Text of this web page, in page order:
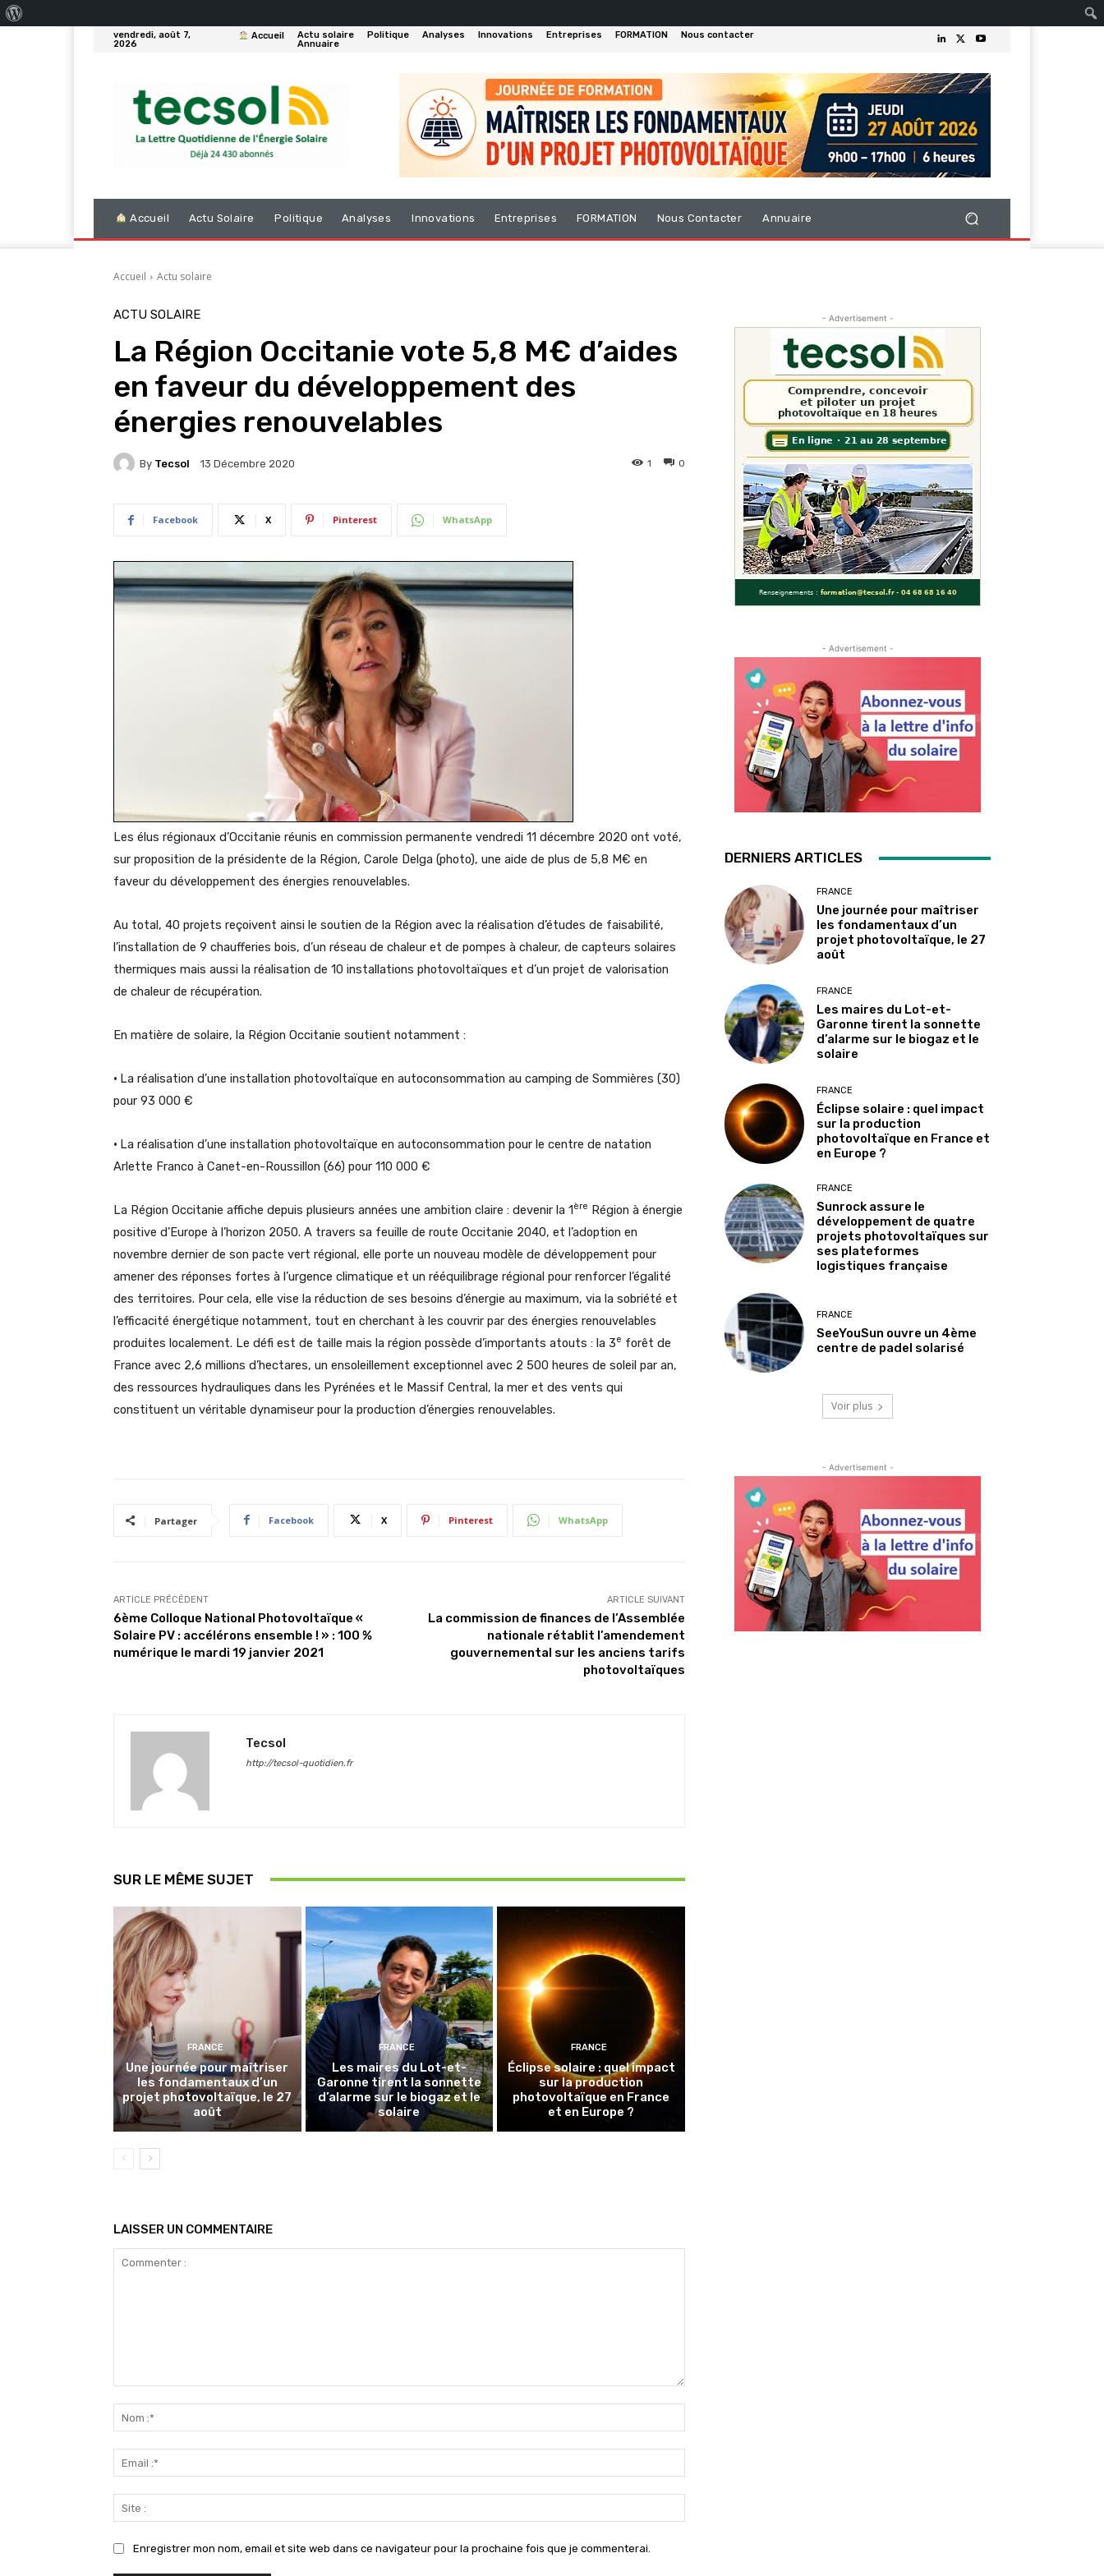
vendredi, août 7,
2026
Accueil Actu solaire Politique Analyses Innovations Entreprises FORMATION
Nous contacter
Annuaire
Accueil Actu Solaire Politique Analyses Innovations Entreprises FORMATION Nous Contacter Annuaire
Accueil Actu solaire
ACTU SOLAIRE
La Région Occitanie vote 5,8 M€ d’aides
en faveur du développement des
énergies renouvelables
By Tecsol 13 Décembre 2020 0
1
Facebook X Pinterest WhatsApp
Les élus régionaux d’Occitanie réunis en commission permanente vendredi 11 décembre 2020 ont voté,
sur proposition de la présidente de la Région, Carole Delga (photo), une aide de plus de 5,8 M€ en
faveur du développement des énergies renouvelables.
Au total, 40 projets reçoivent ainsi le soutien de la Région avec la réalisation d’études de faisabilité,
l’installation de 9 chaufferies bois, d’un réseau de chaleur et de pompes à chaleur, de capteurs solaires
thermiques mais aussi la réalisation de 10 installations photovoltaïques et d’un projet de valorisation
de chaleur de récupération.
En matière de solaire, la Région Occitanie soutient notamment :
• La réalisation d’une installation photovoltaïque en autoconsommation au camping de Sommières (30)
pour 93 000 €
• La réalisation d’une installation photovoltaïque en autoconsommation pour le centre de natation
Arlette Franco à Canet-en-Roussillon (66) pour 110 000 €
La Région Occitanie affiche depuis plusieurs années une ambition claire : devenir la 1ère Région à énergie
positive d’Europe à l’horizon 2050. A travers sa feuille de route Occitanie 2040, et l’adoption en
novembre dernier de son pacte vert régional, elle porte un nouveau modèle de développement pour
amener des réponses fortes à l’urgence climatique et un rééquilibrage régional pour renforcer l’égalité
des territoires. Pour cela, elle vise la réduction de ses besoins d’énergie au maximum, via la sobriété et
l’efficacité énergétique notamment, tout en cherchant à les couvrir par des énergies renouvelables
produites localement. Le défi est de taille mais la région possède d’importants atouts : la 3e forêt de
France avec 2,6 millions d’hectares, un ensoleillement exceptionnel avec 2 500 heures de soleil par an,
des ressources hydrauliques dans les Pyrénées et le Massif Central, la mer et des vents qui
constituent un véritable dynamiseur pour la production d’énergies renouvelables.
Partager Facebook X Pinterest WhatsApp
ARTICLE PRÉCÉDENT
6ème Colloque National Photovoltaïque «
Solaire PV : accélérons ensemble ! » : 100 %
numérique le mardi 19 janvier 2021
ARTICLE SUIVANT
La commission de finances de l’Assemblée
nationale rétablit l’amendement
gouvernemental sur les anciens tarifs
photovoltaïques
Tecsol
http://tecsol-quotidien.fr
SUR LE MÊME SUJET
FRANCE
Une journée pour maîtriser
les fondamentaux d’un
projet photovoltaïque, le 27
août
FRANCE
Les maires du Lot-et-
Garonne tirent la sonnette
d’alarme sur le biogaz et le
solaire
FRANCE
Éclipse solaire : quel impact
sur la production
photovoltaïque en France
et en Europe ?
LAISSER UN COMMENTAIRE
:*
:*
:
Enregistrer mon nom, email et site web dans ce navigateur pour la prochaine fois que je commenterai.
- Advertisement -
- Advertisement -
DERNIERS ARTICLES
FRANCE
Une journée pour maîtriser
les fondamentaux d’un
projet photovoltaïque, le 27
août
FRANCE
Les maires du Lot-et-
Garonne tirent la sonnette
d’alarme sur le biogaz et le
solaire
FRANCE
Éclipse solaire : quel impact
sur la production
photovoltaïque en France et
en Europe ?
FRANCE
Sunrock assure le
développement de quatre
projets photovoltaïques sur
ses plateformes
logistiques française
FRANCE
SeeYouSun ouvre un 4ème
centre de padel solarisé
Voir plus
- Advertisement -